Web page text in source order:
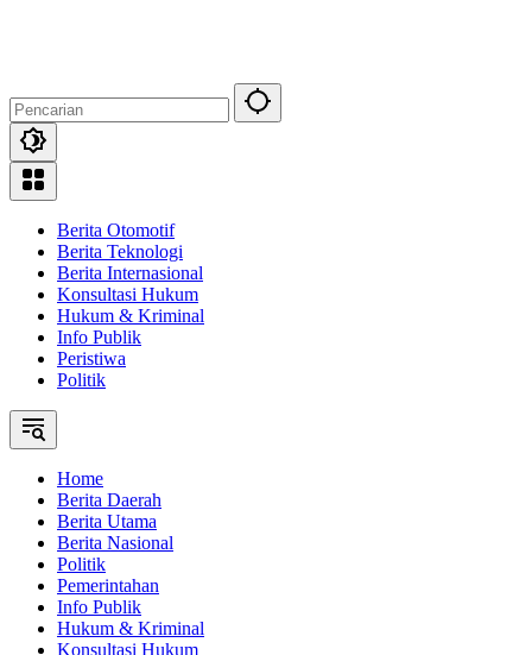
Berita Otomotif
Berita Teknologi
Berita Internasional
Konsultasi Hukum
Hukum & Kriminal
Info Publik
Peristiwa
Politik
Home
Berita Daerah
Berita Utama
Berita Nasional
Politik
Pemerintahan
Info Publik
Hukum & Kriminal
Konsultasi Hukum